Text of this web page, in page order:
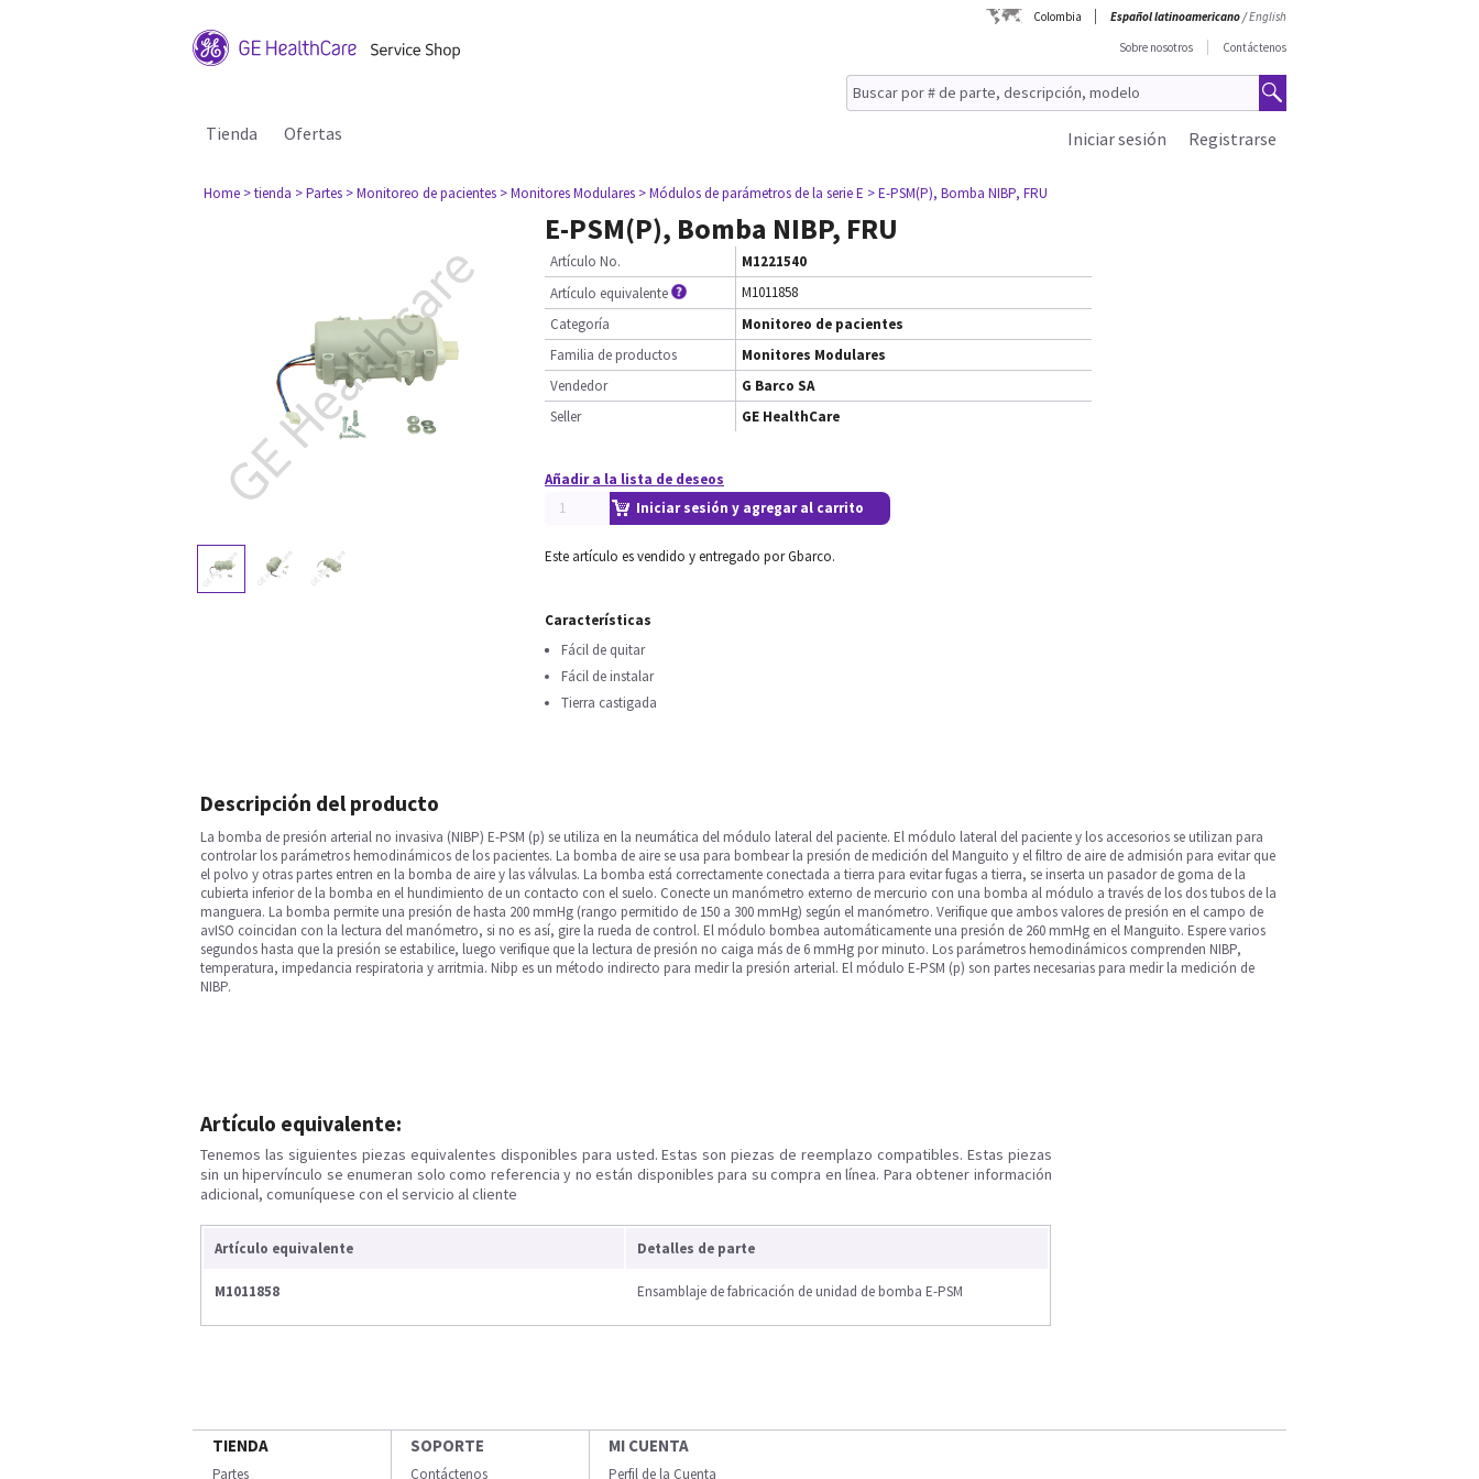
Colombia Español latinoamericano/English
Sobre nosotros
Contáctenos
Tienda Ofertas Registrarse
Iniciar sesión
Home > tienda > Partes > Monitoreo de pacientes > Monitores Modulares > Módulos de parámetros de la serie E > E-PSM(P), Bomba NIBP, FRU
E-PSM(P), Bomba NIBP, FRU
Artículo No.
M1221540
Artículo equivalente
M1011858
Categoría
Monitoreo de pacientes
Familia de productos
Monitores Modulares
Vendedor
G Barco SA
Seller
GE HealthCare
Añadir a la lista de deseos
Iniciar sesión y agregar al carrito
Este artículo es vendido y entregado por Gbarco.
Características
Fácil de quitar
Fácil de instalar
Tierra castigada
Descripción del producto
La bomba de presión arterial no invasiva (NIBP) E-PSM (p) se utiliza en la neumática del módulo lateral del paciente. El módulo lateral del paciente y los accesorios se utilizan para
controlar los parámetros hemodinámicos de los pacientes. La bomba de aire se usa para bombear la presión de medición del Manguito y el filtro de aire de admisión para evitar que
el polvo y otras partes entren en la bomba de aire y las válvulas. La bomba está correctamente conectada a tierra para evitar fugas a tierra, se inserta un pasador de goma de la
cubierta inferior de la bomba en el hundimiento de un contacto con el suelo. Conecte un manómetro externo de mercurio con una bomba al módulo a través de los dos tubos de la
manguera. La bomba permite una presión de hasta 200 mmHg (rango permitido de 150 a 300 mmHg) según el manómetro. Verifique que ambos valores de presión en el campo de
avISO coincidan con la lectura del manómetro, si no es así, gire la rueda de control. El módulo bombea automáticamente una presión de 260 mmHg en el Manguito. Espere varios
segundos hasta que la presión se estabilice, luego verifique que la lectura de presión no caiga más de 6 mmHg por minuto. Los parámetros hemodinámicos comprenden NIBP,
temperatura, impedancia respiratoria y arritmia. Nibp es un método indirecto para medir la presión arterial. El módulo E-PSM (p) son partes necesarias para medir la medición de
NIBP.
Artículo equivalente:
Tenemos las siguientes piezas equivalentes disponibles para usted. Estas son piezas de reemplazo compatibles. Estas piezas
sin un hipervínculo se enumeran solo como referencia y no están disponibles para su compra en línea. Para obtener información
adicional, comuníquese con el servicio al cliente
Artículo equivalente Detalles de parte
M1011858 Ensamblaje de fabricación de unidad de bomba E-PSM
TIENDA
Partes
SOPORTE
Contáctenos
MI CUENTA
Perfil de la Cuenta